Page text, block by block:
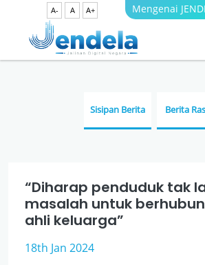
A- A A+ Mengenai
Berita
Sisipan Berita Berita
“Diharap penduduk tak
masalah untuk
ahli keluarga”
18th Jan 2024